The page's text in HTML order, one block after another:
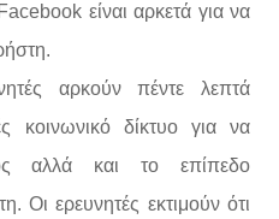
είναι αρκετά για να
αρκούν πέντε λεπτά
κοινωνικό δίκτυο για να
αλλά και το επίπεδο
Οι ερευνητές εκτιμούν ότι